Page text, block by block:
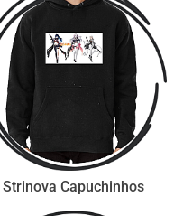
Strinova Capuchinhos